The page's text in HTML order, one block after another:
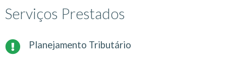
Serviços Prestados
Planejamento Tributário